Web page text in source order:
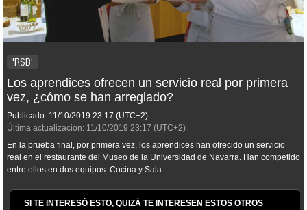
'RSB'
Los aprendices ofrecen un servicio real por primera
vez, ¿cómo se han arreglado?
Publicado: 11/10/2019 23:17 (UTC+2)
Última actualización: 11/10/2019 23:17 (UTC+2)
En la prueba final, por primera vez, los aprendices han ofrecido un servicio
real en el restaurante del Museo de la Universidad de Navarra. Han competido
entre ellos en dos equipos: Cocina y Sala.
SI TE INTERESÓ ESTO, QUIZÁ TE INTERESEN ESTOS OTROS